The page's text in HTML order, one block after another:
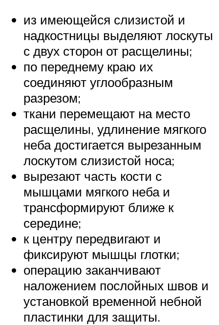
из имеющейся слизистой и
надкостницы выделяют лоскуты
с двух сторон от расщелины;
по переднему краю их
соединяют углообразным
разрезом;
ткани перемещают на место
расщелины, удлинение мягкого
неба достигается вырезанным
лоскутом слизистой носа;
вырезают часть кости с
мышцами мягкого неба и
трансформируют ближе к
середине;
к центру передвигают и
фиксируют мышцы глотки;
операцию заканчивают
наложением послойных швов и
установкой временной небной
пластинки для защиты.